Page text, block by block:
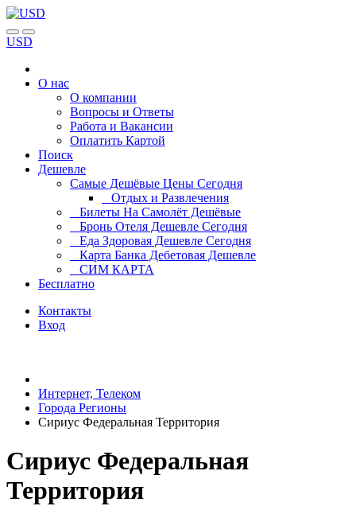
USD
О нас
О компании
Вопросы и Ответы
Работа и Вакансии
Оплатить Картой
Поиск
Дешевле
Самые Дешёвые Цены Сегодня
Отдых и Развлечения
Билеты На Самолёт Дешёвые
Бронь Отеля Дешевле Сегодня
Еда Здоровая Дешевле Сегодня
Карта Банка Дебетовая Дешевле
СИМ КАРТА
Бесплатно
Контакты
Вход
Интернет, Телеком
Города Регионы
Сириус Федеральная Территория
Сириус Федеральная
Территория